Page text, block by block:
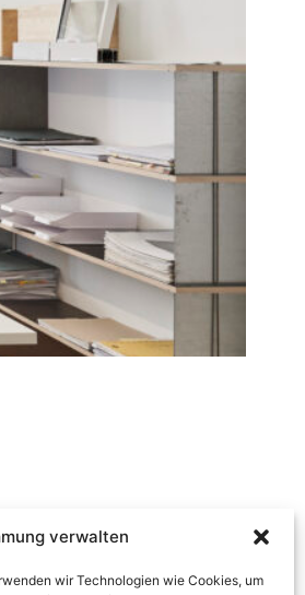
verwalten
wir Technologien wie Cookies, um